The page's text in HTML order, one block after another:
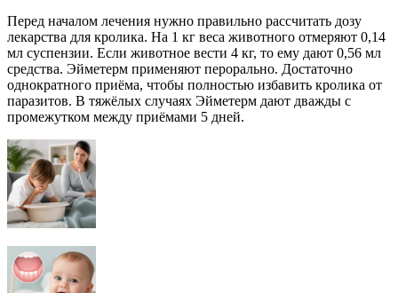
Перед началом лечения нужно правильно рассчитать дозу
лекарства для кролика. На 1 кг веса животного отмеряют 0,14
мл суспензии. Если животное вести 4 кг, то ему дают 0,56 мл
средства. Эйметерм применяют перорально. Достаточно
однократного приёма, чтобы полностью избавить кролика от
паразитов. В тяжёлых случаях Эйметерм дают дважды с
промежутком между приёмами 5 дней.